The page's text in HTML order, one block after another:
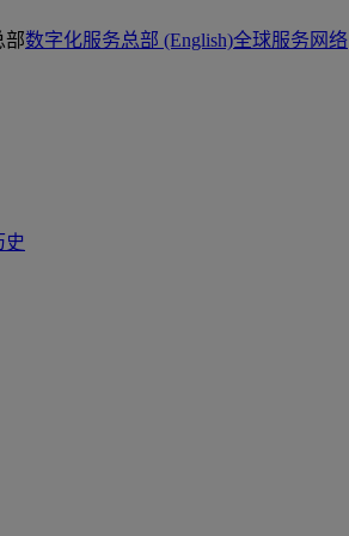
部数字化服务总部 (English)全球服务网络
史